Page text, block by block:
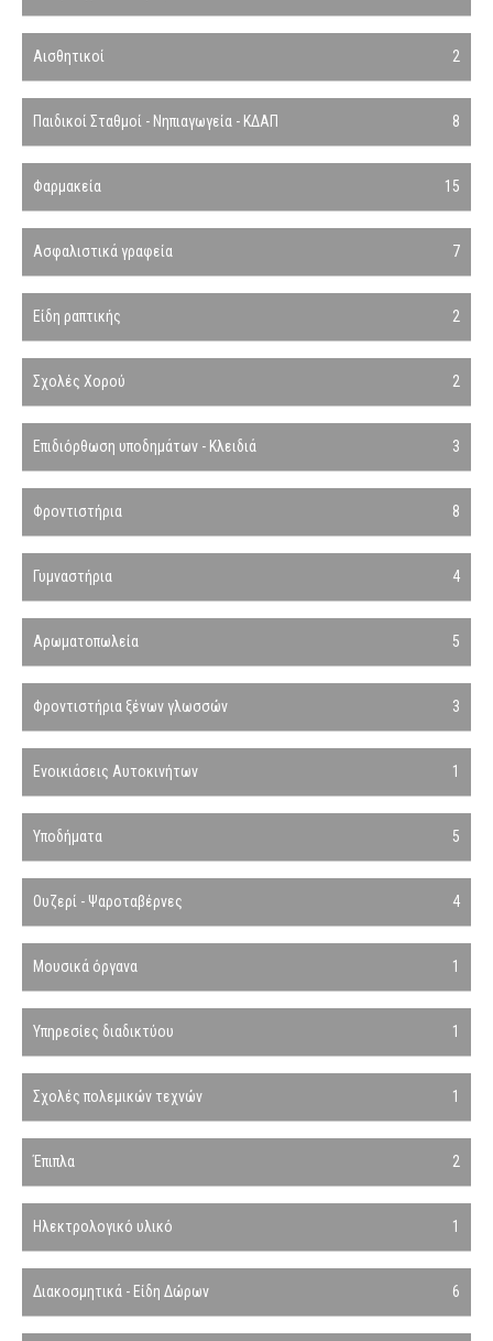
Αισθητικοί 2
Παιδικοί Σταθμοί - Νηπιαγωγεία - ΚΔΑΠ 8
Φαρμακεία 15
Ασφαλιστικά γραφεία 7
Είδη ραπτικής 2
Σχολές Χορού 2
Επιδιόρθωση υποδημάτων - Κλειδιά 3
Φροντιστήρια 8
Γυμναστήρια 4
Αρωματοπωλεία 5
Φροντιστήρια ξένων γλωσσών 3
Ενοικιάσεις Αυτοκινήτων 1
Υποδήματα 5
Ουζερί - Ψαροταβέρνες 4
Μουσικά όργανα 1
Υπηρεσίες διαδικτύου 1
Σχολές πολεμικών τεχνών 1
Έπιπλα 2
Ηλεκτρολογικό υλικό 1
Διακοσμητικά - Είδη Δώρων 6